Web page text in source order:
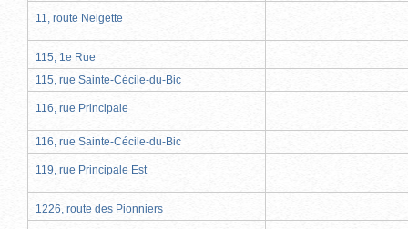
11, route Neigette
115, 1e Rue
115, rue Sainte-Cécile-du-Bic
116, rue Principale
116, rue Sainte-Cécile-du-Bic
119, rue Principale Est
1226, route des Pionniers